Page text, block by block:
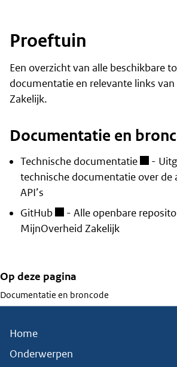
Proeftuin
Een overzicht van alle beschikbare
documentatie en relevante links
Zakelijk.
Documentatie en
Technische documentatie
-
technische documentatie over de
API’s
GitHub
- Alle openbare
MijnOverheid Zakelijk
Op deze pagina
Documentatie en broncode
Home
Onderwerpen